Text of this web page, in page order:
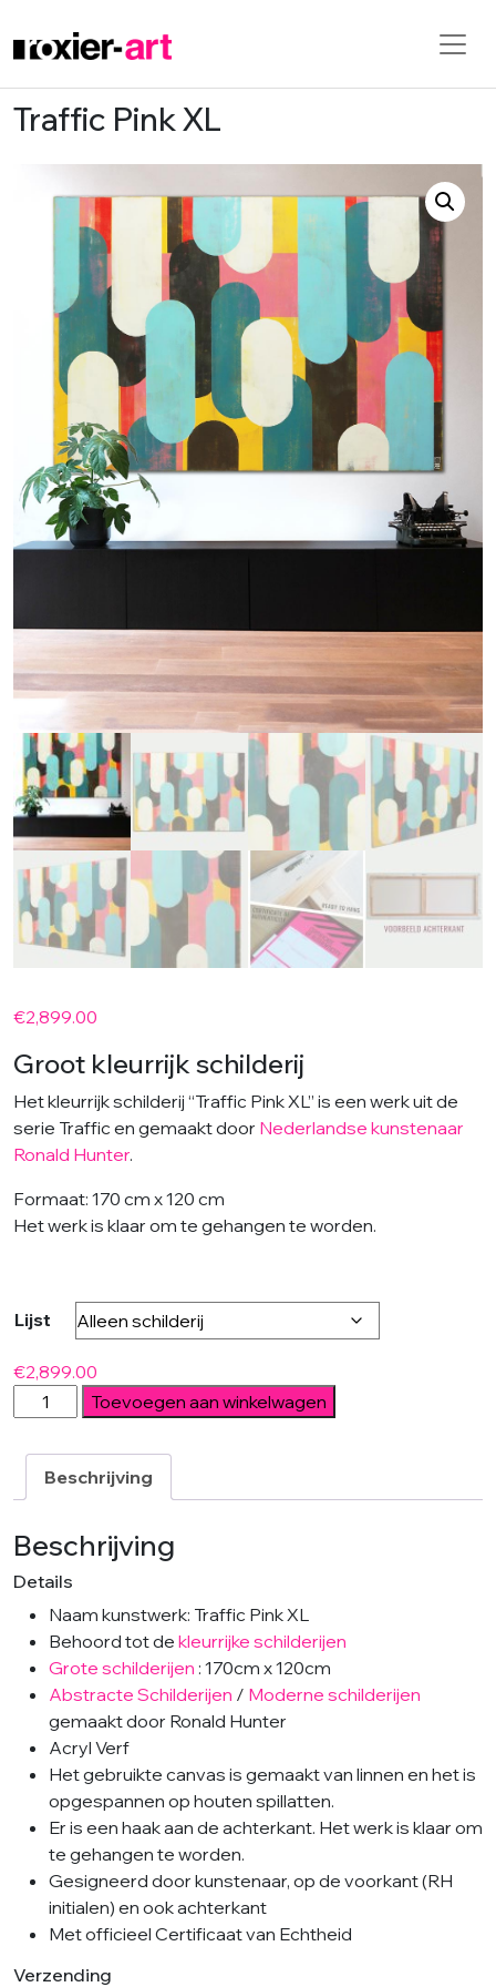
Skip to main content
Traffic Pink XL
€2,899.00
Groot kleurrijk schilderij
Het kleurrijk schilderij “Traffic Pink XL” is een werk uit de
serie Traffic en gemaakt door Nederlandse kunstenaar
Ronald Hunter.
Formaat: 170 cm x 120 cm
Het werk is klaar om te gehangen te worden.
Lijst
€2,899.00
Traffic
Pink
XL
aantal
Toevoegen aan winkelwagen
Beschrijving
Beschrijving
Details
Naam kunstwerk: Traffic Pink XL
Behoord tot de kleurrijke schilderijen
Grote schilderijen : 170cm x 120cm
Abstracte Schilderijen / Moderne schilderijen
gemaakt door Ronald Hunter
Acryl Verf
Het gebruikte canvas is gemaakt van linnen en het is
opgespannen op houten spillatten.
Er is een haak aan de achterkant. Het werk is klaar om
te gehangen te worden.
Gesigneerd door kunstenaar, op de voorkant (RH
initialen) en ook achterkant
Met officieel Certificaat van Echtheid
Verzending